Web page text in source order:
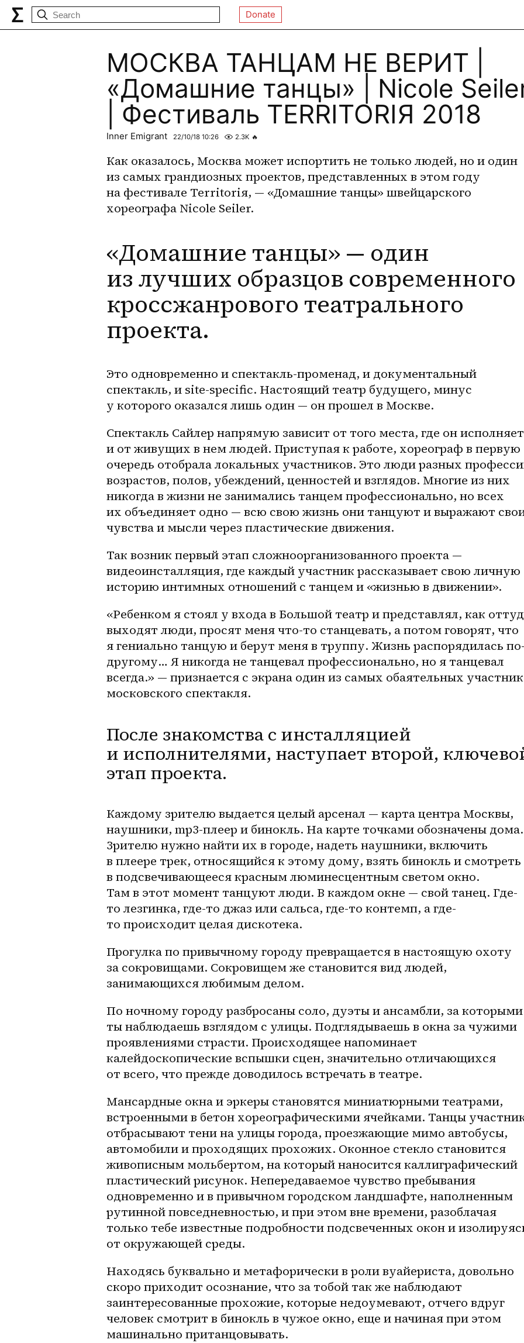
Donate
МОСКВА ТАНЦАМ НЕ ВЕРИТ |
«Домашние танцы» | Nicole
| Фестиваль TERRITORIЯ 2018
Inner Emigrant 22/10/18 10:26 2.3K 🔥
Как оказалось, Москва может испортить не только людей, но и один
из самых грандиозных проектов, представленных в этом году
на фестивале Territoriя​, — «Домашние танцы» швейцарского
хореографа Nicole Seiler​.
«Домашние танцы» — один
из лучших образцов современного
кроссжанрового театрального
проекта.
Это одновременно и спектакль-променад, и документальный
спектакль, и site-specific. Настоящий театр будущего, минус
у которого оказался лишь один — он прошел в Москве.
Спектакль Сайлер напрямую зависит от того места, где он
и от живущих в нем людей. Приступая к работе, хореограф в первую
очередь отобрала локальных участников. Это люди разных
возрастов, полов, убеждений, ценностей и взглядов. Многие из них
никогда в жизни не занимались танцем профессионально, но всех
их объединяет одно — всю свою жизнь они танцуют и выражают
чувства и мысли через пластические движения.
Так возник первый этап сложноорганизованного проекта —
видеоинсталляция, где каждый участник рассказывает свою личную
историю интимных отношений с танцем и «жизнью в движении».
«Ребенком я стоял у входа в Большой театр и представлял, как
выходят люди, просят меня что-то станцевать, а потом говорят, что
я гениально танцую и берут меня в труппу. Жизнь распорядилась
другому… Я никогда не танцевал профессионально, но я танцевал
всегда.» — признается с экрана один из самых обаятельных
московского спектакля.
После знакомства с инсталляцией
и исполнителями, наступает второй,
этап проекта.
Каждому зрителю выдается целый арсенал — карта центра Москвы,
наушники, mp3-плеер и бинокль. На карте точками обозначены дома.
Зрителю нужно найти их в городе, надеть наушники, включить
в плеере трек, относящийся к этому дому, взять бинокль и смотреть
в подсвечивающееся красным люминесцентным светом окно.
Там в этот момент танцуют люди. В каждом окне — свой танец. Где-
то лезгинка, где-то джаз или сальса, где-то контемп, а где-
то происходит целая дискотека.
Прогулка по привычному городу превращается в настоящую охоту
за сокровищами. Сокровищем же становится вид людей,
занимающихся любимым делом.
По ночному городу разбросаны соло, дуэты и ансамбли, за которыми
ты наблюдаешь взглядом с улицы. Подглядываешь в окна за чужими
проявлениями страсти. Происходящее напоминает
калейдоскопические вспышки сцен, значительно отличающихся
от всего, что прежде доводилось встречать в театре.
Мансардные окна и эркеры становятся миниатюрными театрами,
встроенными в бетон хореографическими ячейками. Танцы
отбрасывают тени на улицы города, проезжающие мимо автобусы,
автомобили и проходящих прохожих. Оконное стекло становится
живописным мольбертом, на который наносится каллиграфический
пластический рисунок. Непередаваемое чувство пребывания
одновременно и в привычном городском ландшафте, наполненным
рутинной повседневностью, и при этом вне времени, разоблачая
только тебе известные подробности подсвеченных окон и
от окружающей среды.
Находясь буквально и метафорически в роли вуайериста, довольно
скоро приходит осознание, что за тобой так же наблюдают
заинтересованные прохожие, которые недоумевают, отчего вдруг
человек смотрит в бинокль в чужое окно, еще и начиная при этом
машинально пританцовывать.